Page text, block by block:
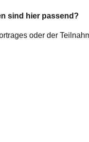
sind hier passend?
oder der